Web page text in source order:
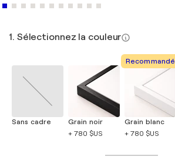
1. Sélectionnez la couleur
Sans cadre
Grain noir
+ 780 $US
Recommandé
Grain blanc
+ 780 $US